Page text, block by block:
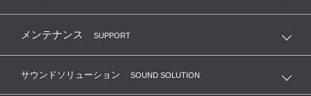
メンテナンス SUPPORT
サウンドソリューション SOUND SOLUTION